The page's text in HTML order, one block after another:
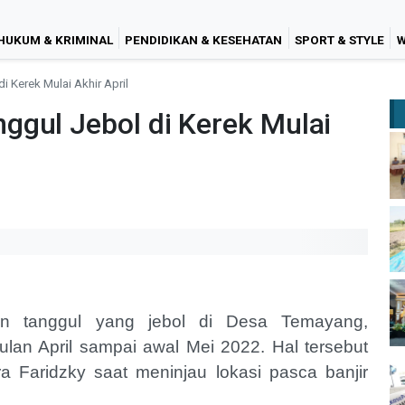
& KRIMINAL PENDIDIKAN & KESEHATAN SPORT & STYLE
Kerek Mulai Akhir April
Jebol di Kerek Mulai
tanggul yang jebol di Desa Temayang,
April sampai awal Mei 2022. Hal tersebut
Faridzky saat meninjau lokasi pasca banjir